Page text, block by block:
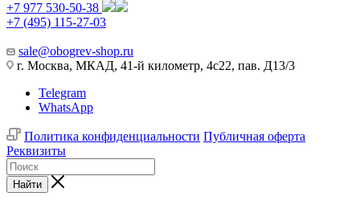
+7 977 530-50-38
+7 (495) 115-27-03
sale@obogrev-shop.ru
г. Москва, МКАД, 41-й километр, 4с22, пав. Д13/3
Telegram
WhatsApp
Политика конфиденциальности Публичная оферта
Реквизиты
Найти